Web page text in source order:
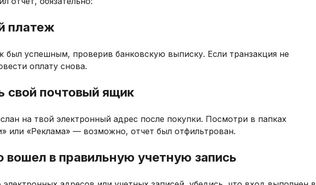
платеж
был успешным, проверив банковскую выписку. Если транзакция не
оплату снова.
свой почтовый ящик
на твой электронный адрес после покупки. Посмотри в папках
или «Реклама» — возможно, отчет был отфильтрован.
вошел в правильную учетную запись